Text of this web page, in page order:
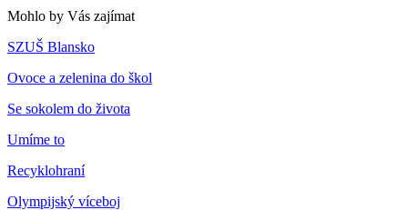
Mohlo by Vás zajímat
SZUŠ Blansko
Ovoce a zelenina do škol
Se sokolem do života
Umíme to
Recyklohraní
Olympijský víceboj